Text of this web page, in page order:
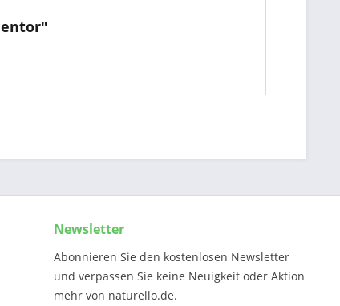
Newsletter
Abonnieren Sie den kostenlosen Newsletter
und verpassen Sie keine Neuigkeit oder Aktion
mehr von naturello.de.